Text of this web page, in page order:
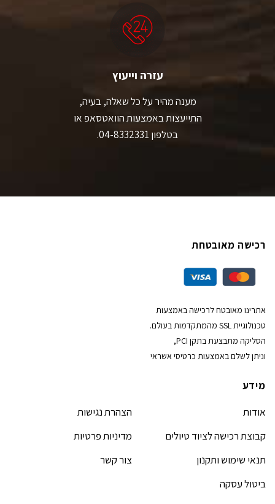
עזרה וייעוץ
מענה מהיר על כל שאלה, בעיה,
התייעצות באמצעות הוואטסאפ או
בטלפון 04-8332331.
רכישה מאובטחת
אתרינו מאובטח לרכישה באמצעות
טכנולוגיית SSL מהמתקדמות בעולם.
הסליקה מתבצעת בתקן PCI,
וניתן לשלם באמצעות כרטיסי אשראי
מידע
אודות
קבוצת רכישה לציוד טיולים
תנאי שימוש ותקנון
ביטול עסקה
הצהרת נגישות
מדיניות פרטיות
צור קשר